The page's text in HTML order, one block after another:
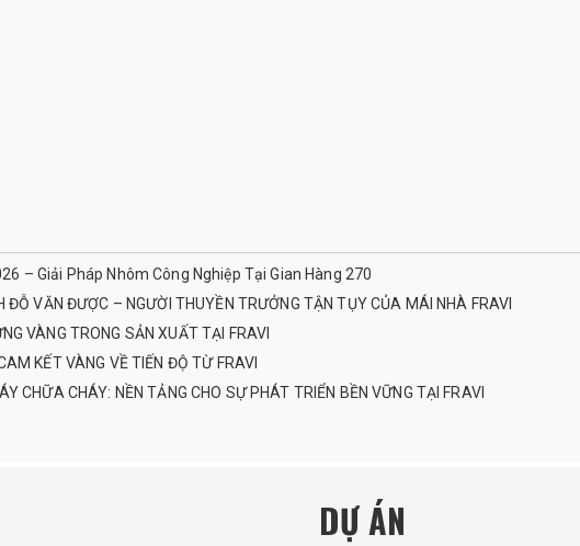
– Giải Pháp Nhôm Công Nghiệp Tại Gian Hàng 270
ĐỖ VĂN ĐƯỢC – NGƯỜI THUYỀN TRƯỞNG TẬN TỤY CỦA MÁI NHÀ FRAVI
VÀNG TRONG SẢN XUẤT TẠI FRAVI
KẾT VÀNG VỀ TIẾN ĐỘ TỪ FRAVI
CHỮA CHÁY: NỀN TẢNG CHO SỰ PHÁT TRIỂN BỀN VỮNG TẠI FRAVI
DỰ ÁN